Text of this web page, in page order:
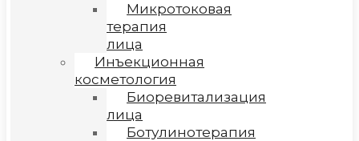
Микротоковая
терапия
лица
Инъекционная
косметология
Биоревитализация
лица
Ботулинотерапия